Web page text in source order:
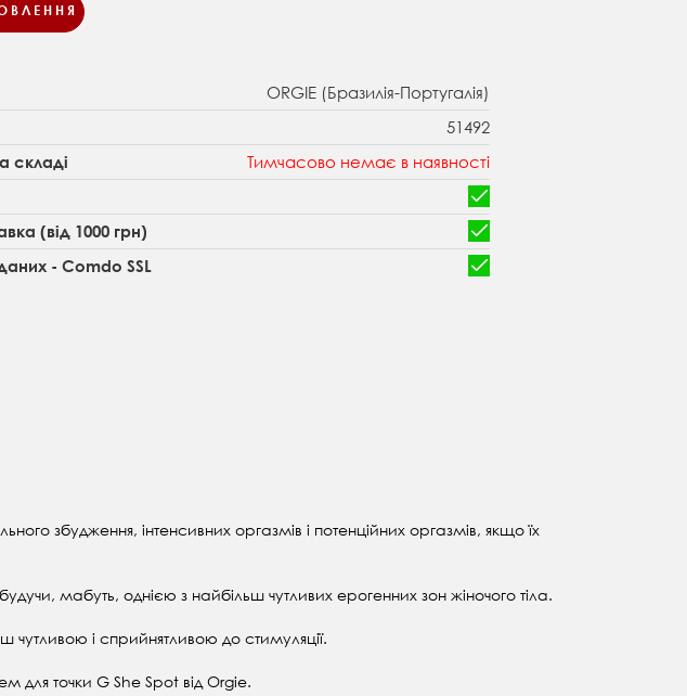
ORGIE (Бразилія-Португалія)
51492
складі Тимчасово немає в наявності
(від 1000 грн)
- Comdo SSL
збудження, інтенсивних оргазмів і потенційних оргазмів, якщо їх
мабуть, однією з найбільш чутливих ерогенних зон жіночого тіла.
чутливою і сприйнятливою до стимуляції.
для точки G She Spot від Orgie.